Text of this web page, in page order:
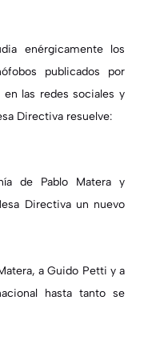
enérgicamente los
publicados por
las redes sociales y
Directiva resuelve:
de Pablo Matera y
Directiva un nuevo
a Guido Petti y a
hasta tanto se